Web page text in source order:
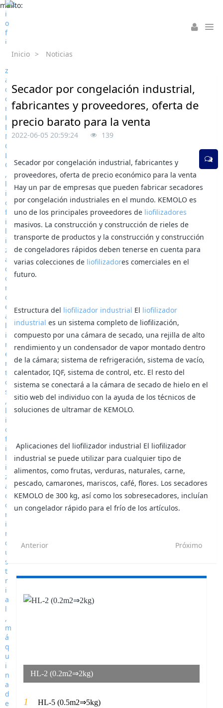
mailto:
Inicio > Noticias
Secador por congelación industrial,
fabricantes y proveedores, oferta de
precio barato para la venta
2022-06-05 20:59:24 139
Secador por congelación industrial, fabricantes y
proveedores, oferta de precio económico para la venta
Hay un par de empresas que pueden fabricar secadores
por congelación industriales en el mundo. KEMOLO es
uno de los principales proveedores de liofilizadores
masivos. La construcción y construcción de rieles de
transporte de productos y la construcción y construcción
de congeladores rápidos deben tenerse en cuenta para
varias colecciones de liofilizadores comerciales en el
futuro.
Estructura del liofilizador industrial El liofilizador
industrial es un sistema completo de liofilización,
compuesto por una cámara de secado, una rejilla de alto
rendimiento y un condensador de vapor montado dentro
de la cámara; sistema de refrigeración, sistema de vacío,
calentador, IQF, sistema de control, etc. El resto del
sistema se conectará a la cámara de secado de hielo en el
sitio web del individuo con la ayuda de los técnicos de
soluciones de ultramar de KEMOLO.
Aplicaciones del liofilizador industrial El liofilizador
industrial se puede utilizar para cualquier tipo de
alimentos, como frutas, verduras, naturales, carne,
pescado, camarones, mariscos, café, flores. Los secadores
KEMOLO de 300 kg, así como los sobresecadores, incluían
un congelador rápido para el frío de los artículos.
Anterior Próximo
HL-2 (0.2m2⇒2kg)
1 HL-5 (0.5m2⇒5kg)